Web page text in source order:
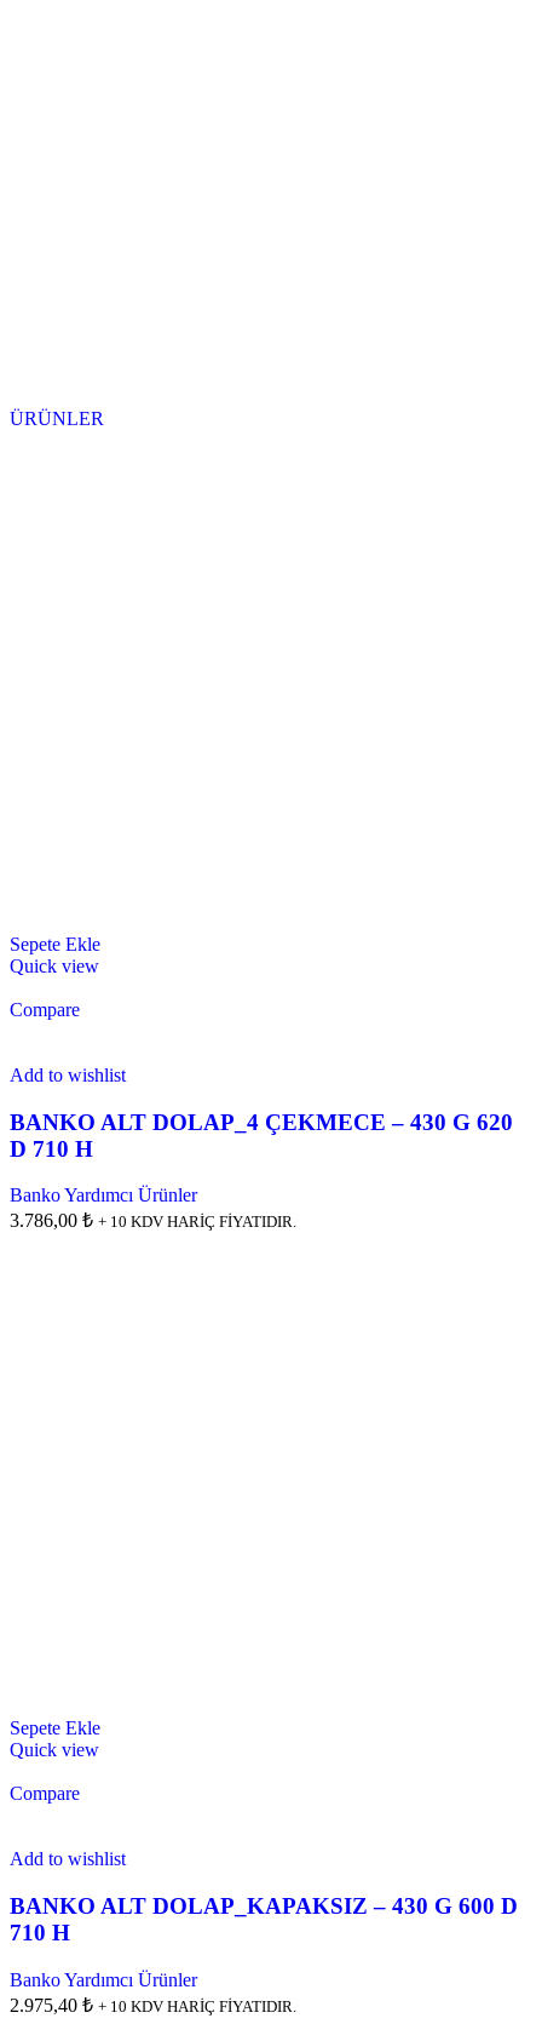
ÜRÜNLER
Sepete Ekle
Quick view
Compare
Add to wishlist
BANKO ALT DOLAP_4 ÇEKMECE – 430 G 620
D 710 H
Banko Yardımcı Ürünler
3.786,00 ₺ + 10 KDV HARİÇ FİYATIDIR.
Sepete Ekle
Quick view
Compare
Add to wishlist
BANKO ALT DOLAP_KAPAKSIZ – 430 G 600 D
710 H
Banko Yardımcı Ürünler
2.975,40 ₺ + 10 KDV HARİÇ FİYATIDIR.